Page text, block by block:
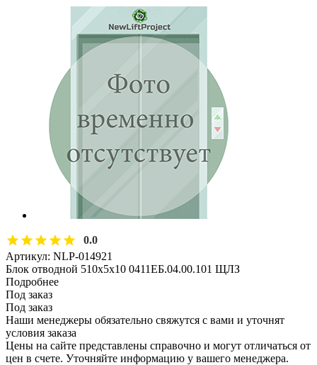
0.0
Артикул: NLP-014921
Блок отводной 510х5х10 0411ЕБ.04.00.101 ЩЛЗ
Подробнее
Под заказ
Под заказ
Наши менеджеры обязательно свяжутся с вами и уточнят
условия заказа
Цены на сайте представлены справочно и могут отличаться от
цен в счете. Уточняйте информацию у вашего менеджера.